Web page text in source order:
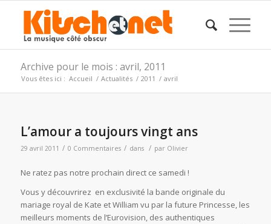
Archive pour le mois : avril, 2011
Vous êtes ici : Accueil / Actualités / 2011 / avril
L’amour a toujours vingt ans
29 avril 2011 / 0 Commentaires / dans / par Olivier
Ne ratez pas notre prochain direct ce samedi !
Vous y découvrirez en exclusivité la bande originale du
mariage royal de Kate et William vu par la future Princesse, les
meilleurs moments de l’Eurovision, des authentiques